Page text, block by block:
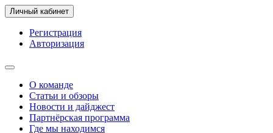
Личный кабинет
Регистрация
Авторизация
О команде
Статьи и обзоры
Новости и дайджест
Партнёрская программа
Где мы находимся